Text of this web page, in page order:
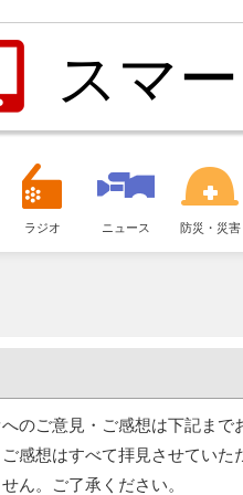
スマ
ラジオ ニュース 防災・災害
のご意見・ご感想は下記まで
感想はすべて拝見させてい
ん。ご了承ください。